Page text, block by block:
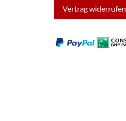
Vertrag widerrufen